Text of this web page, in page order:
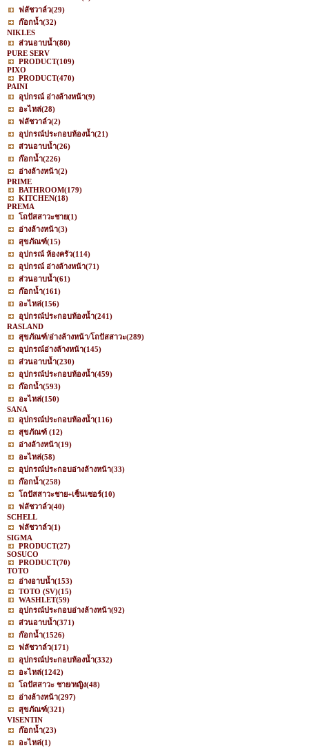
ฟลัชวาล์ว(29)
ก๊อกน้ำ(32)
NIKLES
ส่วนอาบน้ำ(80)
PURE SERV
PRODUCT(109)
PIXO
PRODUCT(470)
PAINI
อุปกรณ์ อ่างล้างหน้า(9)
อะไหล่(28)
ฟลัชวาล์ว(2)
อุปกรณ์ประกอบห้องน้ำ(21)
ส่วนอาบน้ำ(26)
ก๊อกน้ำ(226)
อ่างล้างหน้า(2)
PRIME
BATHROOM(179)
KITCHEN(18)
PREMA
โถปัสสาวะชาย(1)
อ่างล้างหน้า(3)
สุขภัณฑ์(15)
อุปกรณ์ ห้องครัว(114)
อุปกรณ์ อ่างล้างหน้า(71)
ส่วนอาบน้ำ(61)
ก๊อกน้ำ(161)
อะไหล่(156)
อุปกรณ์ประกอบห้องน้ำ(241)
RASLAND
สุขภัณฑ์/อ่างล้างหน้า/โถปัสสาวะ(289)
อุปกรณ์อ่างล้างหน้า(145)
ส่วนอาบน้ำ(230)
อุปกรณ์ประกอบห้องน้ำ(459)
ก๊อกน้ำ(593)
อะไหล่(150)
SANA
อุปกรณ์ประกอบห้องน้ำ(116)
สุขภัณฑ์ (12)
อ่างล้างหน้า(19)
อะไหล่(58)
อุปกรณ์ประกอบอ่างล้างหน้า(33)
ก๊อกน้ำ(258)
โถปัสสาวะชาย+เซ็นเซอร์(10)
ฟลัชวาล์ว(40)
SCHELL
ฟลัชวาล์ว(1)
SIGMA
PRODUCT(27)
SOSUCO
PRODUCT(70)
TOTO
อ่างอาบน้ำ(153)
TOTO (SV)(15)
WASHLET(59)
อุปกรณ์ประกอบอ่างล้างหน้า(92)
ส่วนอาบน้ำ(371)
ก๊อกน้ำ(1526)
ฟลัชวาล์ว(171)
อุปกรณ์ประกอบห้องน้ำ(332)
อะไหล่(1242)
โถปัสสาวะ ชาย/หญิง(48)
อ่างล้างหน้า(297)
สุขภัณฑ์(321)
VISENTIN
ก๊อกน้ำ(23)
อะไหล่(1)